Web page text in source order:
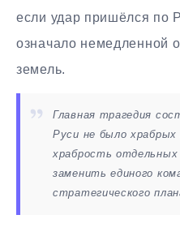
если удар пришёлся по
означало немедленной
земель.
Главная трагедия
Руси не было
храбрость отдельных
заменить единого
стратегического